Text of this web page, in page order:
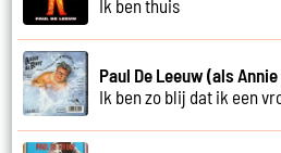
Ik ben thuis
Paul De Leeuw (als Annie
Ik ben zo blij dat ik een